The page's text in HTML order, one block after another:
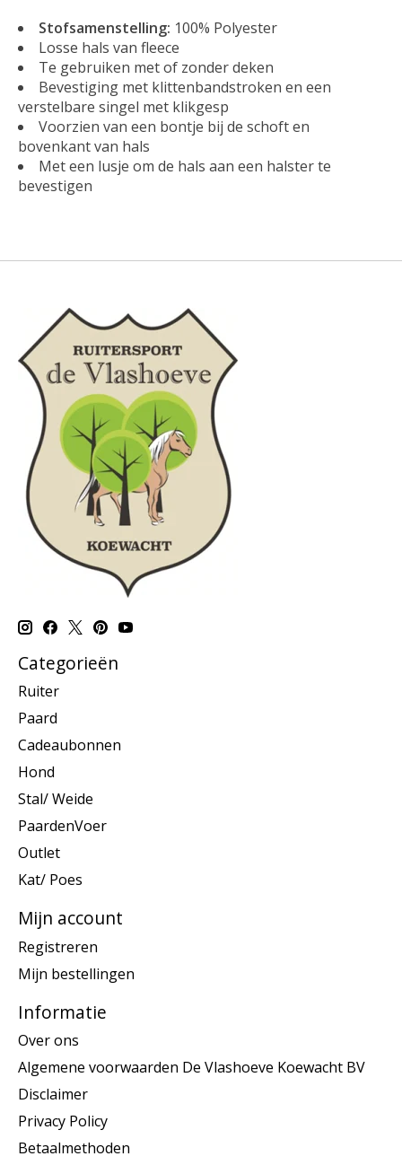
Stofsamenstelling: 100% Polyester
Losse hals van fleece
Te gebruiken met of zonder deken
Bevestiging met klittenbandstroken en een
verstelbare singel met klikgesp
Voorzien van een bontje bij de schoft en
bovenkant van hals
Met een lusje om de hals aan een halster te
bevestigen
Categorieën
Ruiter
Paard
Cadeaubonnen
Hond
Stal/ Weide
PaardenVoer
Outlet
Kat/ Poes
Mijn account
Registreren
Mijn bestellingen
Informatie
Over ons
Algemene voorwaarden De Vlashoeve Koewacht BV
Disclaimer
Privacy Policy
Betaalmethoden